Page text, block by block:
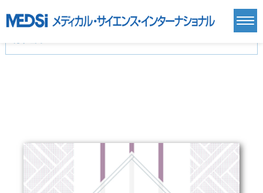
基礎医学(93)
基礎医学関連科学(80)
自然科学(25)
看護学(21)
医療技術(16)
歯科学(3)
薬学(7)
保健・体育(1)
衛生・公衆衛生学(14)
医学一般(91) マルチメディア(0)